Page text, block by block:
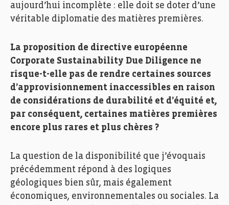
aujourd’hui incomplète : elle doit se doter d’une
véritable diplomatie des matières premières.
La proposition de directive européenne
Corporate Sustainability Due Diligence ne
risque-t-elle pas de rendre certaines sources
d’approvisionnement inaccessibles en raison
de considérations de durabilité et d’équité et,
par conséquent, certaines matières premières
encore plus rares et plus chères ?
La question de la disponibilité que j’évoquais
précédemment répond à des logiques
géologiques bien sûr, mais également
économiques, environnementales ou sociales. La